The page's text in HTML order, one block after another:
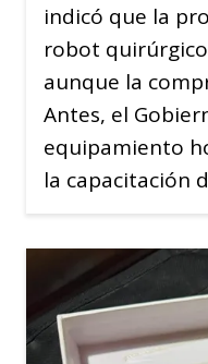
indicó que la
robot
aunque la
Antes, el
equipamiento
la capacitación